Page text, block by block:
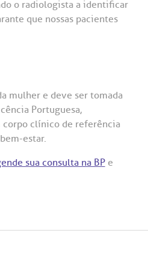
o radiologista a identificar
que nossas pacientes
mulher e deve ser tomada
Portuguesa,
corpo clínico de referência
estar.
sua consulta na BPe